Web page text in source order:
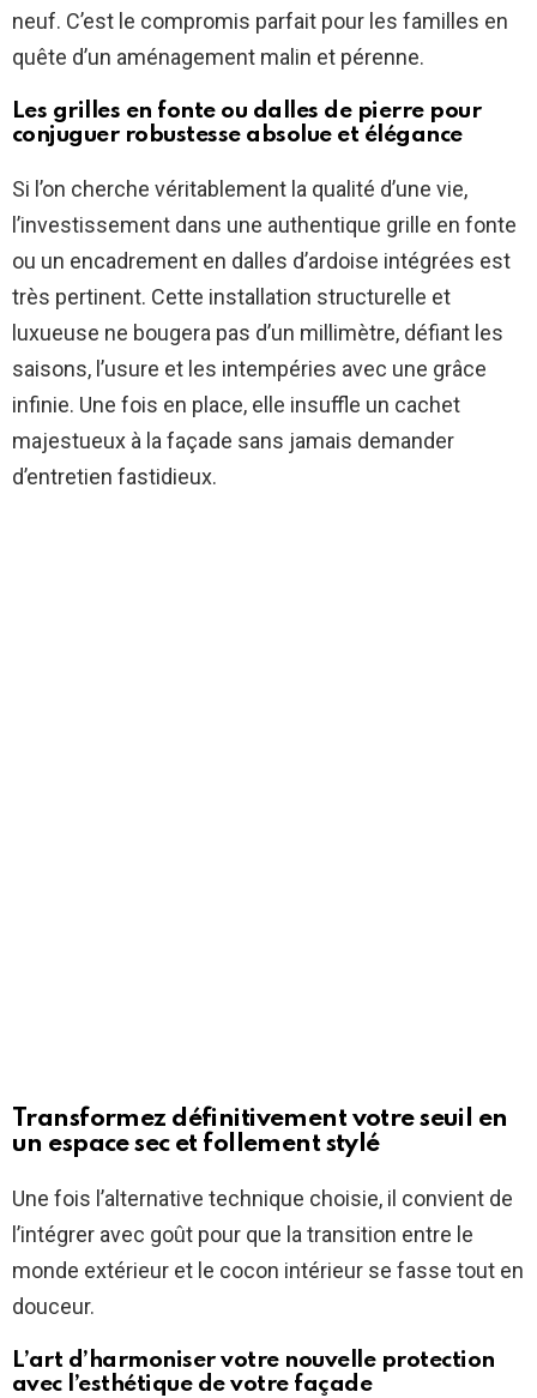
neuf. C’est le compromis parfait pour les familles en
quête d’un aménagement malin et pérenne.
Les grilles en fonte ou dalles de pierre pour
conjuguer robustesse absolue et élégance
Si l’on cherche véritablement la qualité d’une vie,
l’investissement dans une authentique grille en fonte
ou un encadrement en dalles d’ardoise intégrées est
très pertinent. Cette installation structurelle et
luxueuse ne bougera pas d’un millimètre, défiant les
saisons, l’usure et les intempéries avec une grâce
infinie. Une fois en place, elle insuffle un cachet
majestueux à la façade sans jamais demander
d’entretien fastidieux.
Transformez définitivement votre seuil en
un espace sec et follement stylé
Une fois l’alternative technique choisie, il convient de
l’intégrer avec goût pour que la transition entre le
monde extérieur et le cocon intérieur se fasse tout en
douceur.
L’art d’harmoniser votre nouvelle protection
avec l’esthétique de votre façade